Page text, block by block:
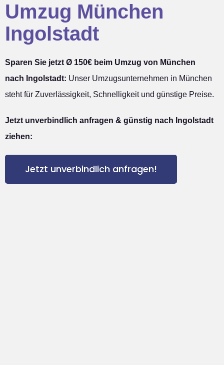
Umzug München
Ingolstadt
Sparen Sie jetzt Ø 150€ beim Umzug von München
nach Ingolstadt: Unser Umzugsunternehmen in München
steht für Zuverlässigkeit, Schnelligkeit und günstige Preise.
Jetzt unverbindlich anfragen & günstig nach Ingolstadt
ziehen:
Jetzt unverbindlich anfragen!